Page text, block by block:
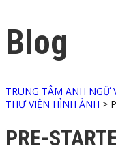
Blog
TRUNG TÂM ANH NGỮ
THƯ VIỆN HÌNH ẢNH >
PRE-